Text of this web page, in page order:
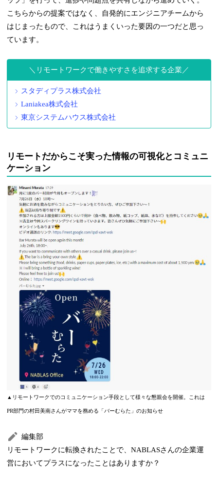
こちらからの提案ではなく、自発的にエンジニアチームから
はじまったもので、これはうまくいった要因の一つだと思っ
ています。
リモートワークで働きやすさを追求する企業
スタディプラス株式会社
Laniakea株式会社
東京システムハウス株式会社
リモートだからこそ実った情報の可視化とコミュニ
ケーション
▲リモートワークでのコミュニケーション手段として様々な懇親会を開催。これは
PR部門の村田美南さんがママを務める「バーむらた」のお知らせ
編集部
リモートワークに転換されたことで、NABLASさんの企業運
営においてプラスになったことはありますか？